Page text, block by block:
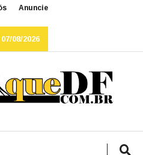
Anuncie
07/08/2026